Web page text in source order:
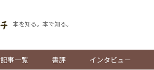
本を知る。本で知る。
記事一覧 書評 インタビュー